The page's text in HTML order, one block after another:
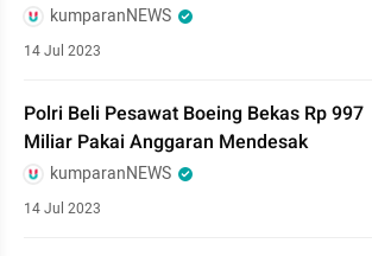
kumparanNEWS
14 Jul 2023
Polri Beli Pesawat Boeing Bekas Rp 997
Miliar Pakai Anggaran Mendesak
kumparanNEWS
14 Jul 2023